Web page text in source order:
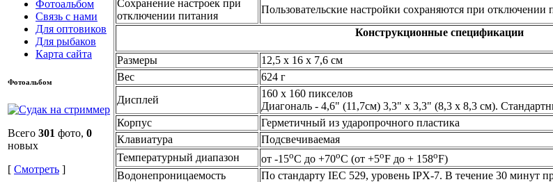
Фотоальбом
Связь с нами
Для оптовиков
Для рыбаков
Карта сайта
Фотоальбом
Всего 301 фото, 0
новых
[ Смотреть ]
Сохранение настроек при
отключении питания
Пользовательские настройки сохраняются при отключении
Конструкционные спецификации
Размеры
12,5 х 16 х 7,6 см
Вес
624 г
Дисплей
160 х 160 пикселов
Диагональ - 4,6" (11,7см) 3,3" х 3,3" (8,3 х 8,3 см).
Корпус
Герметичный из ударопрочного пластика
Клавиатура
Подсвечиваемая
Температурный диапазон
от -15oС до +70oС (от +5oF до + 158oF)
Водонепроницаемость
По стандарту IEC 529, уровень IPX-7. В течение 30 минут